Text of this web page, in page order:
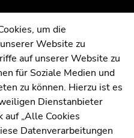
um die
Website zu
auf unserer Website zu
für Soziale Medien und
zu können. Hierzu ist es
Dienstanbieter
„Alle Cookies
Datenverarbeitungen